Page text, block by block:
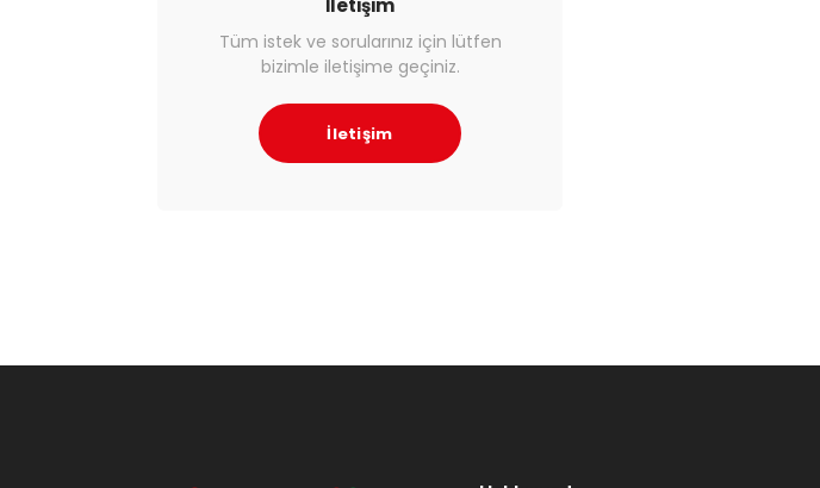
İletişim
Tüm istek ve sorularınız için lütfen
bizimle iletişime geçiniz.
İletişim